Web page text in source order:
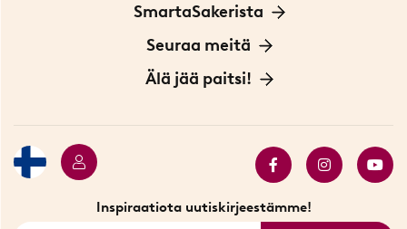
Tietoa evästeistä
Yksityisyydensuoja
Sopimusehdot
SmartaSakerista
Meistä
Myymälä Tukholmassa
Seuraa meitä
Innovaattoriblogi
Älä jää paitsi!
Inspiraatiota uutiskirjeestämme!